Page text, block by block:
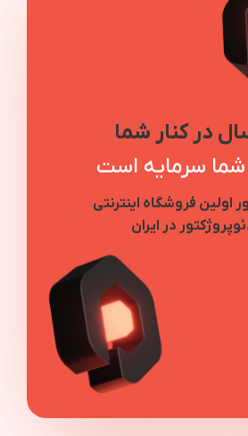
شما سرمایه است
اولین فروشگاه اینترنتی
در ایران